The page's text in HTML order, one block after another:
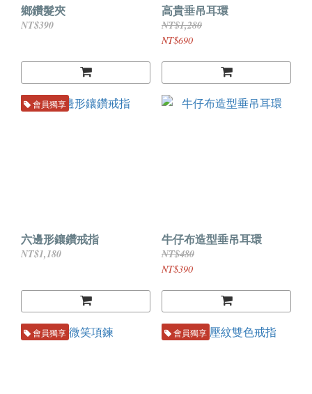
鄉鑽髮夾
NT$390
高貴垂吊耳環
NT$1,280
NT$690
會員獨享
六邊形鑲鑽戒指
NT$1,180
牛仔布造型垂吊耳環
NT$480
NT$390
會員獨享 會員獨享